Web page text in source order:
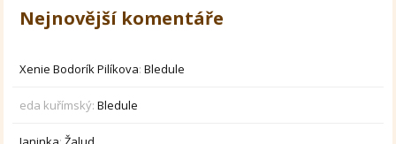
Nejnovější komentáře
Xenie Bodorík Pilíkova:Bledule
eda kuřímský:Bledule